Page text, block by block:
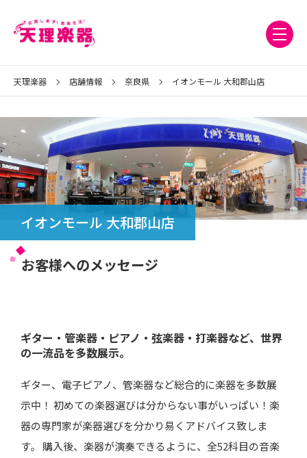
天理楽器 店舗情報 奈良県 イオンモール 大和郡山店
イオンモール 大和郡山店
お客様へのメッセージ
ギター・管楽器・ピアノ・弦楽器・打楽器など、世界
の一流品を多数展示。
ギター、電子ピアノ、管楽器など総合的に楽器を多数展
示中！ 初めての楽器選びは分からない事がいっぱい！楽
器の専門家が楽器選びを分かり易くアドバイス致しま
す。 購入後、楽器が演奏できるように、全52科目の音楽